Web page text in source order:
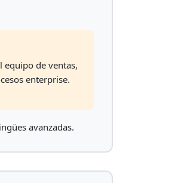
equipo de ventas,
enterprise.
avanzadas.